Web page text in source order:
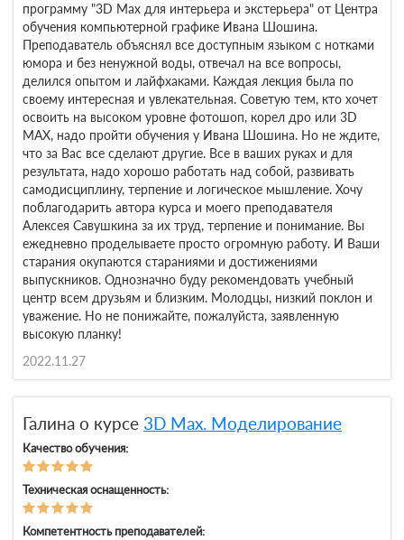
программу "3D Max для интерьера и экстерьера" от Центра
обучения компьютерной графике Ивана Шошина.
Преподаватель объяснял все доступным языком с нотками
юмора и без ненужной воды, отвечал на все вопросы,
делился опытом и лайфхаками. Каждая лекция была по
своему интересная и увлекательная. Советую тем, кто хочет
освоить на высоком уровне фотошоп, корел дро или 3D
MAX, надо пройти обучения у Ивана Шошина. Но не ждите,
что за Вас все сделают другие. Все в ваших руках и для
результата, надо хорошо работать над собой, развивать
самодисциплину, терпение и логическое мышление. Хочу
поблагодарить автора курса и моего преподавателя
Алексея Савушкина за их труд, терпение и понимание. Вы
ежедневно проделываете просто огромную работу. И Ваши
старания окупаются стараниями и достижениями
выпускников. Однозначно буду рекомендовать учебный
центр всем друзьям и близким. Молодцы, низкий поклон и
уважение. Но не понижайте, пожалуйста, заявленную
высокую планку!
2022.11.27
Галина о курсе 3D Max. Моделирование
Качество обучения:
Техническая оснащенность:
Компетентность преподавателей: